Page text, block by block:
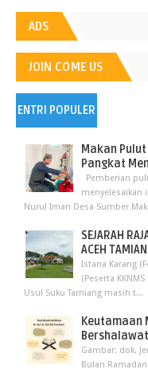
ADS
JOIN COME US
ENTRI POPULER
Makan
Pangkat
Pemberian
menyelesaikan
Nurul Iman Desa Sumber
SEJARAH
ACEH
Istana Karang
(Peserta
Usul Suku Tamiang masih t...
Keutamaan
Bershalawat
Gambar: dok.
Bulan